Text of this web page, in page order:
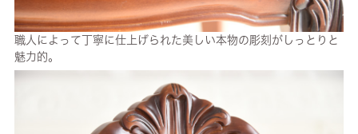
職人によって丁寧に仕上げられた美しい本物の彫刻がしっとりと
魅力的。